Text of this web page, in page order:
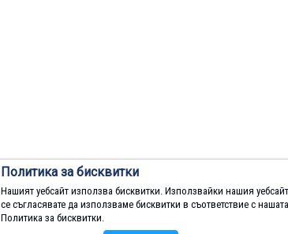
Политика за бисквитки
Нашият уебсайт използва бисквитки. Използвайки нашия
се съгласявате да използваме бисквитки в съответствие с нашата
Политика за бисквитки.